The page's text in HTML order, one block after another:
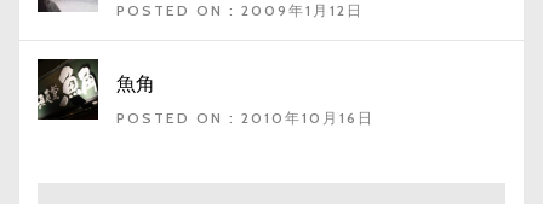
POSTED ON : 2009年1月12日
魚角
POSTED ON : 2010年10月16日